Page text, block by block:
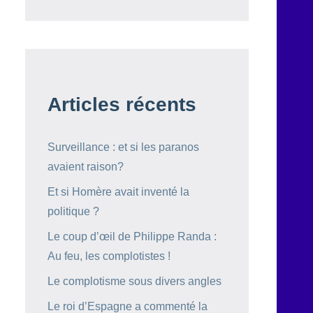
Articles récents
Surveillance : et si les paranos
avaient raison?
Et si Homère avait inventé la
politique ?
Le coup d’œil de Philippe Randa :
Au feu, les complotistes !
Le complotisme sous divers angles
Le roi d’Espagne a commenté la